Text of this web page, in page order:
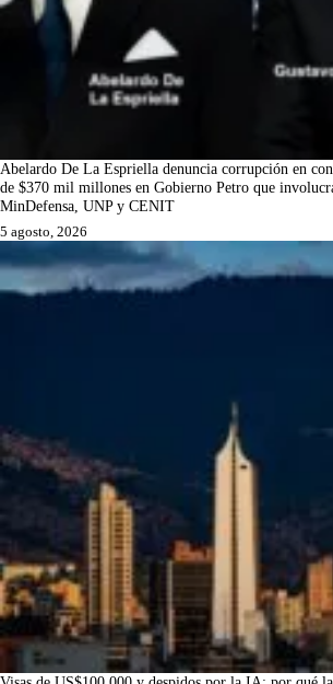
Abelardo De La Espriella denuncia corrupción en
de $370 mil millones en Gobierno Petro que
MinDefensa, UNP y CENIT
5 agosto, 2026